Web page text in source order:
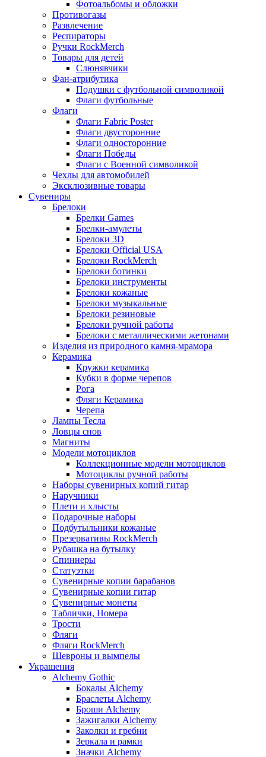
Фотоальбомы и обложки
Противогазы
Развлечение
Респираторы
Ручки RockMerch
Товары для детей
Слюнявчики
Фан-атрибутика
Подушки с футбольной символикой
Флаги футбольные
Флаги
Флаги Fabric Poster
Флаги двусторонние
Флаги односторонние
Флаги Победы
Флаги с Военной символикой
Чехлы для автомобилей
Эксклюзивные товары
Сувениры
Брелоки
Брелки Games
Брелки-амулеты
Брелоки 3D
Брелоки Official USA
Брелоки RockMerch
Брелоки ботинки
Брелоки инструменты
Брелоки кожаные
Брелоки музыкальные
Брелоки резиновые
Брелоки ручной работы
Брелоки с металлическими жетонами
Изделия из природного камня-мрамора
Керамика
Кружки керамика
Кубки в форме черепов
Рога
Фляги Керамика
Черепа
Лампы Тесла
Ловцы снов
Магниты
Модели мотоциклов
Коллекционные модели мотоциклов
Мотоциклы ручной работы
Наборы сувенирных копий гитар
Наручники
Плети и хлысты
Подарочные наборы
Подбутыльники кожаные
Презервативы RockMerch
Рубашка на бутылку
Спиннеры
Статуэтки
Сувенирные копии барабанов
Сувенирные копии гитар
Сувенирные монеты
Таблички, Номера
Трости
Фляги
Фляги RockMerch
Шевроны и вымпелы
Украшения
Alchemy Gothic
Бокалы Alchemy
Браслеты Alchemy
Броши Alchemy
Зажигалки Alchemy
Заколки и гребни
Зеркала и рамки
Значки Alchemy